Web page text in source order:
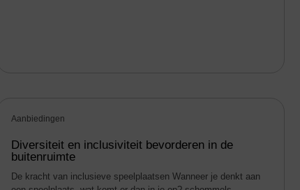
Aanbiedingen
Diversiteit en inclusiviteit bevorderen in de
buitenruimte
De kracht van inclusieve speelplaatsen Wanneer je denkt aan